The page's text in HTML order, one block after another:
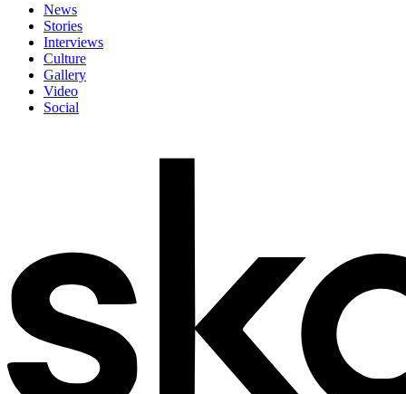
News
Stories
Interviews
Culture
Gallery
Video
Social